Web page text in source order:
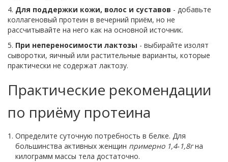
4. Для поддержки кожи, волос и суставов - добавьте
коллагеновый протеин в вечерний приём, но не
рассчитывайте на него как на основной источник.
5. При непереносимости лактозы - выбирайте изолят
сыворотки, яичный или растительные варианты, которые
практически не содержат лактозу.
Практические рекомендации
по приёму протеина
Определите суточную потребность в белке. Для
большинства активных женщин примерно 1,4‑1,8гна
килограмм массы тела достаточно.